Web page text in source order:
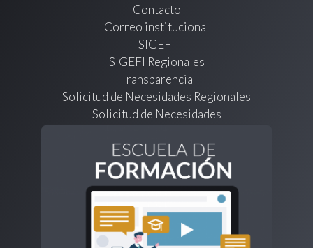
Contacto
Correo institucional
SIGEFI
SIGEFI Regionales
Transparencia
Solicitud de Necesidades Regionales
Solicitud de Necesidades